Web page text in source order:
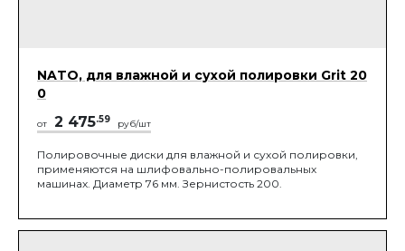
NATO, для влажной и сухой полировки Grit 20
0
от 2 475.59 руб/шт
Полировочные диски для влажной и сухой полировки,
применяются на шлифовально-полировальных
машинах. Диаметр 76 мм. Зернистость 200.